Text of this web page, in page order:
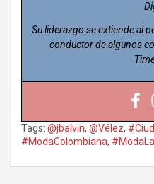
Su liderazgo se extiende al
conductor de algunos
Tags: @jbalvin, @Vélez,
#ModaColombiana,